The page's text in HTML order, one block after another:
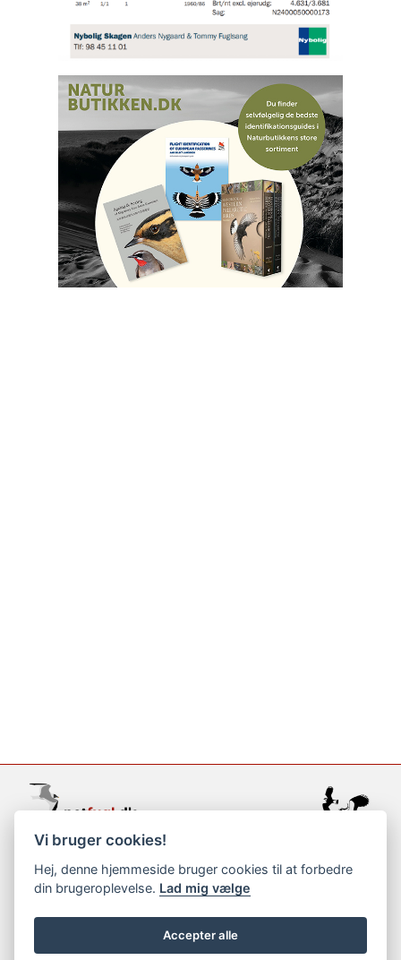
support@netfugl.dk
copyright © 2002-2023
Vi bruger cookies!
Hej, denne hjemmeside bruger cookies til at forbedre
din brugeroplevelse. Lad mig vælge
Accepter alle